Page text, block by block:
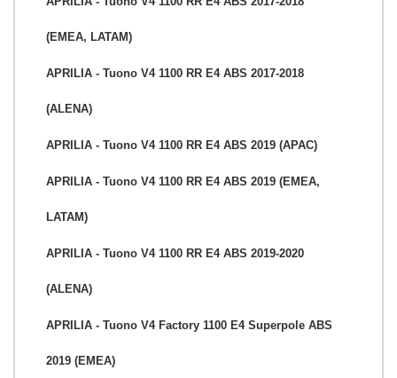
(EMEA, LATAM)
APRILIA - Tuono V4 1100 RR E4 ABS 2017-2018
(ALENA)
APRILIA - Tuono V4 1100 RR E4 ABS 2019 (APAC)
APRILIA - Tuono V4 1100 RR E4 ABS 2019 (EMEA,
LATAM)
APRILIA - Tuono V4 1100 RR E4 ABS 2019-2020
(ALENA)
APRILIA - Tuono V4 Factory 1100 E4 Superpole ABS
2019 (EMEA)